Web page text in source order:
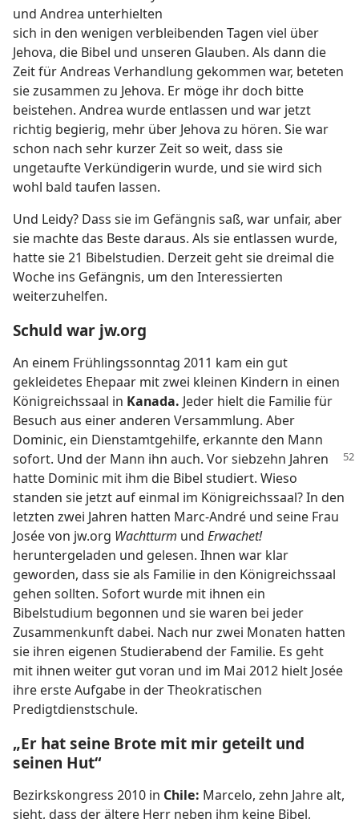
und Andrea unterhielten
sich in den wenigen verbleibenden Tagen viel über
Jehova, die Bibel und unseren Glauben. Als dann die
Zeit für Andreas Verhandlung gekommen war, beteten
sie zusammen zu Jehova. Er möge ihr doch bitte
beistehen. Andrea wurde entlassen und war jetzt
richtig begierig, mehr über Jehova zu hören. Sie war
schon nach sehr kurzer Zeit so weit, dass sie
ungetaufte Verkündigerin wurde, und sie wird sich
wohl bald taufen lassen.
Und Leidy? Dass sie im Gefängnis saß, war unfair, aber
sie machte das Beste daraus. Als sie entlassen wurde,
hatte sie 21 Bibelstudien. Derzeit geht sie dreimal die
Woche ins Gefängnis, um den Interessierten
weiterzuhelfen.
Schuld war jw.org
An einem Frühlingssonntag 2011 kam ein gut
gekleidetes Ehepaar mit zwei kleinen Kindern in einen
Königreichssaal in Kanada. Jeder hielt die Familie für
Besuch aus einer anderen Versammlung. Aber
Dominic, ein Dienstamtgehilfe, erkannte den Mann
sofort. Und der Mann ihn auch. Vor siebzehn Jahren
hatte Dominic mit ihm die Bibel studiert. Wieso
standen sie jetzt auf einmal im Königreichssaal? In den
letzten zwei Jahren hatten Marc-André und seine Frau
Josée von jw.org Wachtturm und Erwachet!
heruntergeladen und gelesen. Ihnen war klar
geworden, dass sie als Familie in den Königreichssaal
gehen sollten. Sofort wurde mit ihnen ein
Bibelstudium begonnen und sie waren bei jeder
Zusammenkunft dabei. Nach nur zwei Monaten hatten
sie ihren eigenen Studierabend der Familie. Es geht
mit ihnen weiter gut voran und im Mai 2012 hielt Josée
ihre erste Aufgabe in der Theokratischen
Predigtdienstschule.
„Er hat seine Brote mit mir geteilt und
seinen Hut“
Bezirkskongress 2010 in Chile: Marcelo, zehn Jahre alt,
sieht, dass der ältere Herr neben ihm keine Bibel,